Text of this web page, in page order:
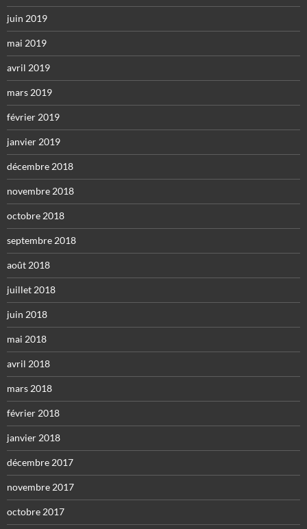
juin 2019
mai 2019
avril 2019
mars 2019
février 2019
janvier 2019
décembre 2018
novembre 2018
octobre 2018
septembre 2018
août 2018
juillet 2018
juin 2018
mai 2018
avril 2018
mars 2018
février 2018
janvier 2018
décembre 2017
novembre 2017
octobre 2017